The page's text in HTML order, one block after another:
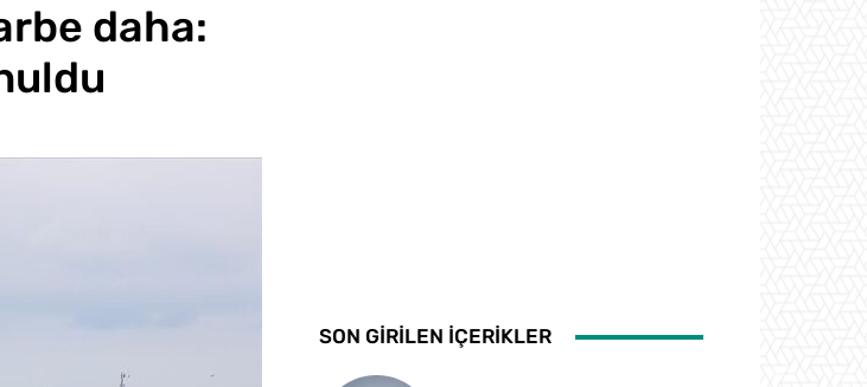
daha:
SON GİRİLEN İÇERİKLER